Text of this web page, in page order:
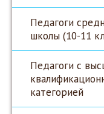
Педагоги
школы (10-11
Педагоги с
категорией